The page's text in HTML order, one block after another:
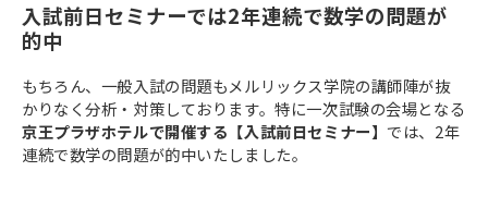
入試前日セミナーでは2年連続で数学の問題が
的中
もちろん、一般入試の問題もメルリックス学院の講師陣が抜
かりなく分析・対策しております。特に一次試験の会場となる
京王プラザホテルで開催する【入試前日セミナー】では、2年
連続で数学の問題が的中いたしました。